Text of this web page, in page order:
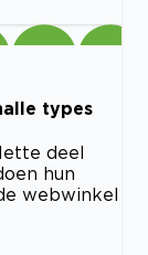
types
deel
hun
webwinkel